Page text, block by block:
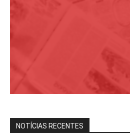
NOTÍCIAS RECENTES